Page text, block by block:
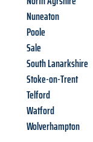
Nuneaton
Poole
Sale
South Lanarkshire
Stoke-on-Trent
Telford
Watford
Wolverhampton